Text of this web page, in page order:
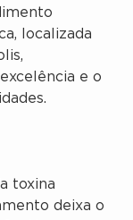
localizada
e o
toxina
deixa o